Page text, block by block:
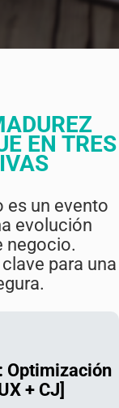
EN TRES
es un evento
evolución
negocio.
para una
Optimización
+ CJ]